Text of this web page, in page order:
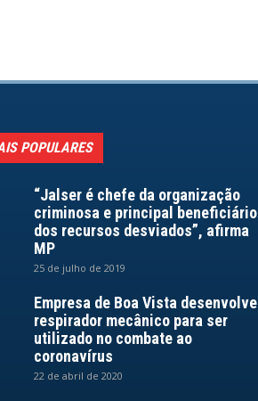
POPULARES
“Jalser é chefe da organização
criminosa e principal beneficiário
dos recursos desviados”, afirma
MP
25 de julho de 2019
Empresa de Boa Vista desenvolve
respirador mecânico para ser
utilizado no combate ao
coronavírus
22 de abril de 2020